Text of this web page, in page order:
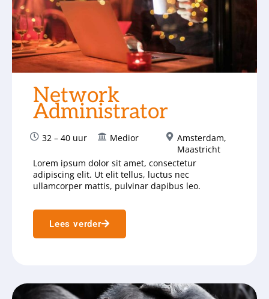
Network
Administrator
32 – 40 uur Medior Amsterdam,
Maastricht
Lorem ipsum dolor sit amet, consectetur
adipiscing elit. Ut elit tellus, luctus nec
ullamcorper mattis, pulvinar dapibus leo.
Lees verder